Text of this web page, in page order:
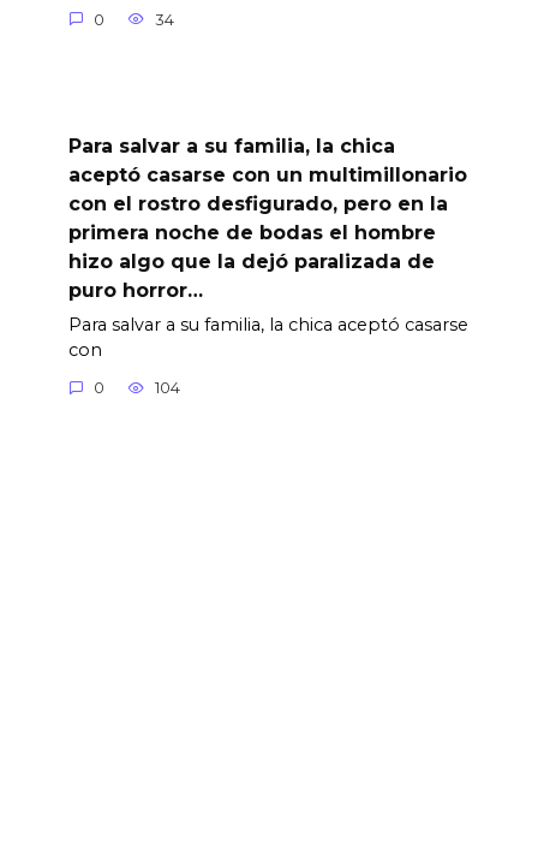
0 34
Para salvar a su familia, la chica
aceptó casarse con un multimillonario
con el rostro desfigurado, pero en la
primera noche de bodas el hombre
hizo algo que la dejó paralizada de
puro horror…
Para salvar a su familia, la chica aceptó casarse
con
0 104